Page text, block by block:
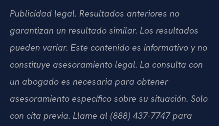
Publicidad legal. Resultados anteriores no
garantizan un resultado similar. Los resultados
pueden variar. Este contenido es informativo y no
constituye asesoramiento legal. La consulta con
un abogado es necesaria para obtener
asesoramiento específico sobre su situación. Solo
con cita previa. Llame al (888) 437-7747 para